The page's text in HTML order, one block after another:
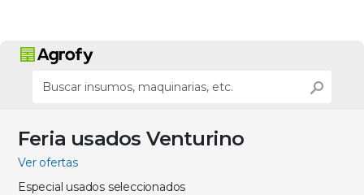
Feria usados Venturino
Ver ofertas
Especial usados seleccionados